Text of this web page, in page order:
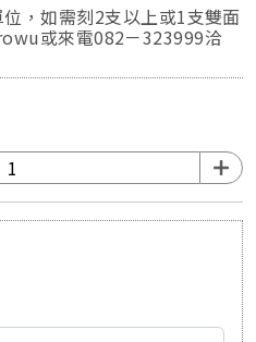
，如需刻2支以上或1支雙面
或來電082－323999洽